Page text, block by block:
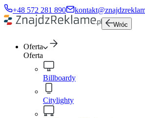
+48 572 281 890
Wróc
Oferta
Oferta
Billboardy
Citylighty